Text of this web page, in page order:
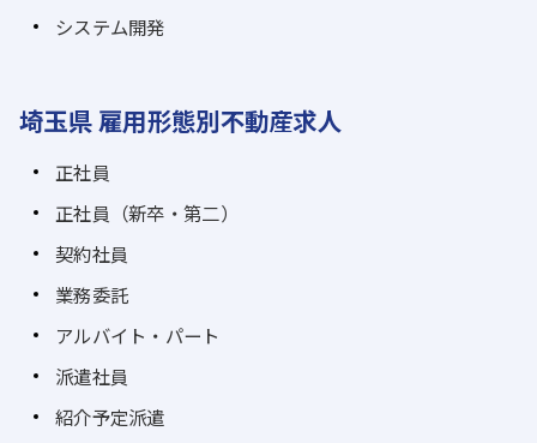
システム開発
埼玉県 雇用形態別不動産求人
正社員
正社員（新卒・第二）
契約社員
業務委託
アルバイト・パート
派遣社員
紹介予定派遣